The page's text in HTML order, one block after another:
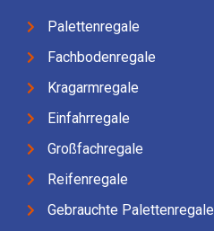
Palettenregale
Fachbodenregale
Kragarmregale
Einfahrregale
Großfachregale
Reifenregale
Gebrauchte Palettenregale